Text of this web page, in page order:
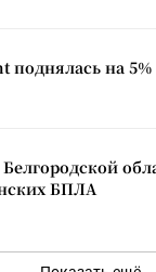
поднялась на 5%
БПЛА